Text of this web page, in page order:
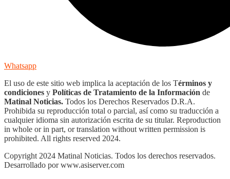
Whatsapp
El uso de este sitio web implica la aceptación de los Términos y
condiciones y Políticas de Tratamiento de la Información de
Matinal Noticias. Todos los Derechos Reservados D.R.A.
Prohibida su reproducción total o parcial, así como su traducción a
cualquier idioma sin autorización escrita de su titular. Reproduction
in whole or in part, or translation without written permission is
prohibited. All rights reserved 2024.
Copyright 2024 Matinal Noticias. Todos los derechos reservados.
Desarrollado por www.asiserver.com